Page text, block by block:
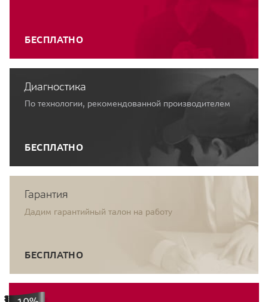
БЕСПЛАТНО
Диагностика
По технологии, рекомендованной производителем
БЕСПЛАТНО
Гарантия
Дадим гарантийный талон на работу
БЕСПЛАТНО